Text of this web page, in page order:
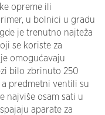
opreme ili
u bolnici u gradu
je trenutno najteža
se koriste za
omogućavaju
bilo zbrinuto 250
predmetni ventili su
najviše osam sati u
aparate za